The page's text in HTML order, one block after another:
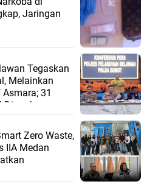
Jaringan
Tegaskan
Melainkan
31
Zero Waste,
IIA Medan